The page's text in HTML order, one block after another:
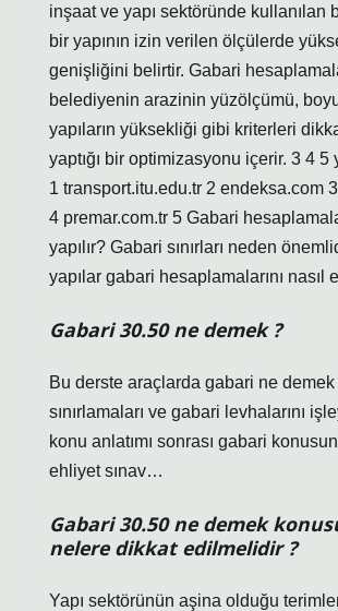
inşaat ve yapı sektöründe kullanılan
bir yapının izin verilen ölçülerde
genişliğini belirtir. Gabari
belediyenin arazinin yüzölçümü,
yapıların yüksekliği gibi kriterleri
yaptığı bir optimizasyonu içerir. 3 4 5
1 transport.itu.edu.tr 2 endeksa.com
4 premar.com.tr 5 Gabari
yapılır? Gabari sınırları neden
yapılar gabari hesaplamalarını nasıl
Gabari 30.50 ne demek ?
Bu derste araçlarda gabari ne
sınırlamaları ve gabari levhalarını
konu anlatımı sonrası gabari
ehliyet sınav…
Gabari 30.50 ne demek
nelere dikkat edilmelidir ?
Yapı sektörünün aşina olduğu